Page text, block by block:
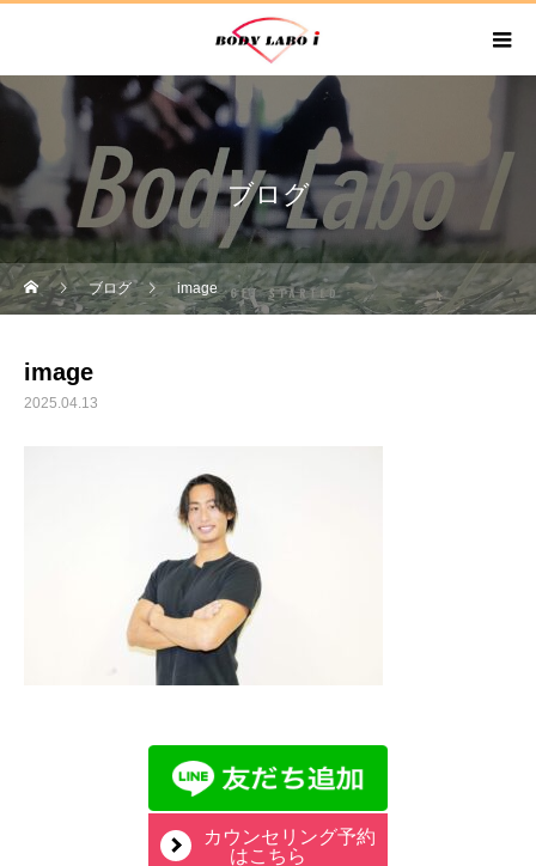
ブログ
ブログ image
image
2025.04.13
カウンセリング予約
はこちら